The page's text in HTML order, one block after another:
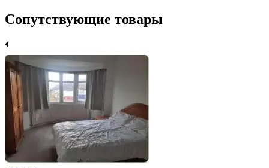
Сопутствующие товары